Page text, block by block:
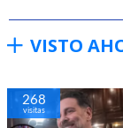
VISTO
268
visitas